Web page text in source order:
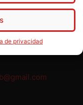
de privacidad
nuestro
sugiriendo temas
asunto de interés.